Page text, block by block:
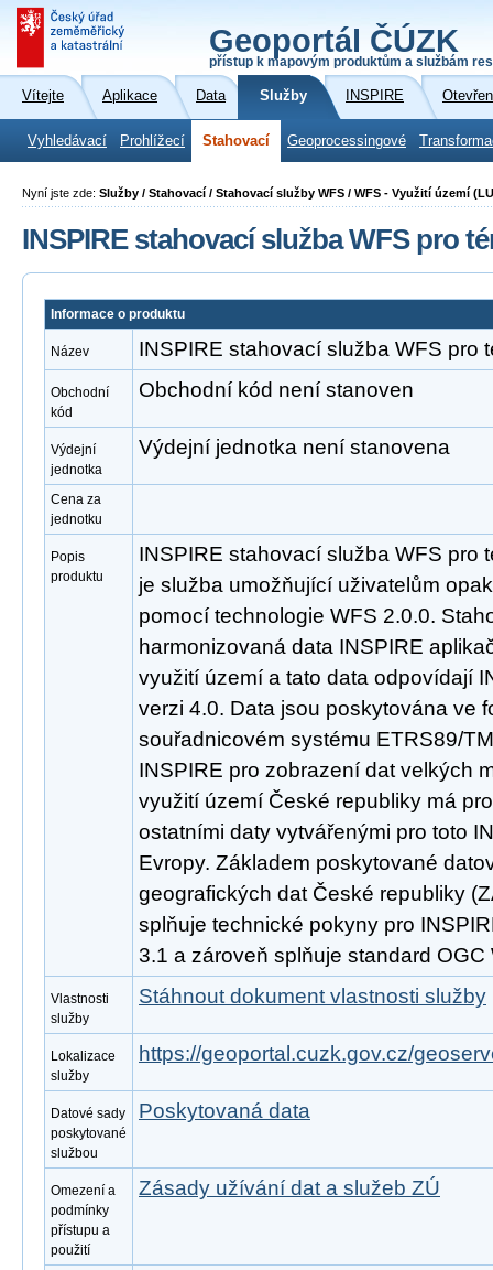
Geoportál ČÚZK
přístup k mapovým produktům a službám
Vítejte Aplikace Data Služby INSPIRE
Vyhledávací Prohlížecí Stahovací Geoprocessingové
Nyní jste zde: Služby / Stahovací / Stahovací služby WFS / WFS - Využití území
INSPIRE stahovací služba WFS pro
Informace o produktu
Název INSPIRE stahovací služba WFS pro
Obchodní
kód
Obchodní kód není stanoven
Výdejní
jednotka
Výdejní jednotka není stanovena
Cena za
jednotku
Popis
produktu
INSPIRE stahovací služba WFS pro
je služba umožňující uživatelům
pomocí technologie WFS 2.0.0.
harmonizovaná data INSPIRE
využití území a tato data odpovídají
verzi 4.0. Data jsou poskytována ve
souřadnicovém systému ETRS89/
INSPIRE pro zobrazení dat velkých
využití území České republiky má
ostatními daty vytvářenými pro toto
Evropy. Základem poskytované
geografických dat České republiky
splňuje technické pokyny pro
3.1 a zároveň splňuje standard OGC
Vlastnosti
služby
Stáhnout dokument vlastnosti služby
Lokalizace
služby
https://geoportal.cuzk.gov.cz/
Datové sady
poskytované
službou
Poskytovaná data
Omezení a
podmínky
přístupu a
použití
Zásady užívání dat a služeb ZÚ